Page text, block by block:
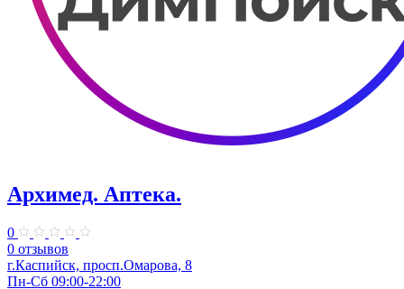
Архимед. Аптека.
0
0 отзывов
г.Каспийск, просп.Омарова, 8
Пн-Сб 09:00-22:00